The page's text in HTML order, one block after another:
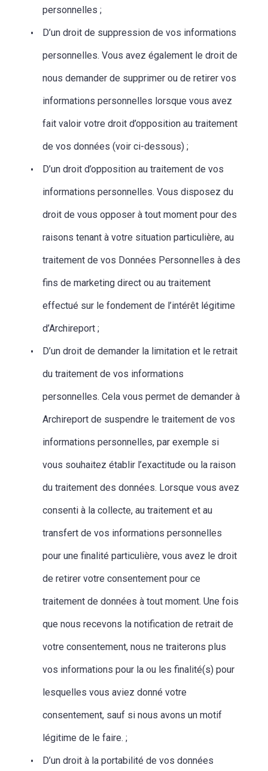
personnelles ;
D’un droit de suppression de vos informations
personnelles. Vous avez également le droit de
nous demander de supprimer ou de retirer vos
informations personnelles lorsque vous avez
fait valoir votre droit d’opposition au traitement
de vos données (voir ci-dessous) ;
D’un droit d’opposition au traitement de vos
informations personnelles. Vous disposez du
droit de vous opposer à tout moment pour des
raisons tenant à votre situation particulière, au
traitement de vos Données Personnelles à des
fins de marketing direct ou au traitement
effectué sur le fondement de l’intérêt légitime
d’Archireport ;
D’un droit de demander la limitation et le retrait
du traitement de vos informations
personnelles. Cela vous permet de demander à
Archireport de suspendre le traitement de vos
informations personnelles, par exemple si
vous souhaitez établir l’exactitude ou la raison
du traitement des données. Lorsque vous avez
consenti à la collecte, au traitement et au
transfert de vos informations personnelles
pour une finalité particulière, vous avez le droit
de retirer votre consentement pour ce
traitement de données à tout moment. Une fois
que nous recevons la notification de retrait de
votre consentement, nous ne traiterons plus
vos informations pour la ou les finalité(s) pour
lesquelles vous aviez donné votre
consentement, sauf si nous avons un motif
légitime de le faire. ;
D’un droit à la portabilité de vos données